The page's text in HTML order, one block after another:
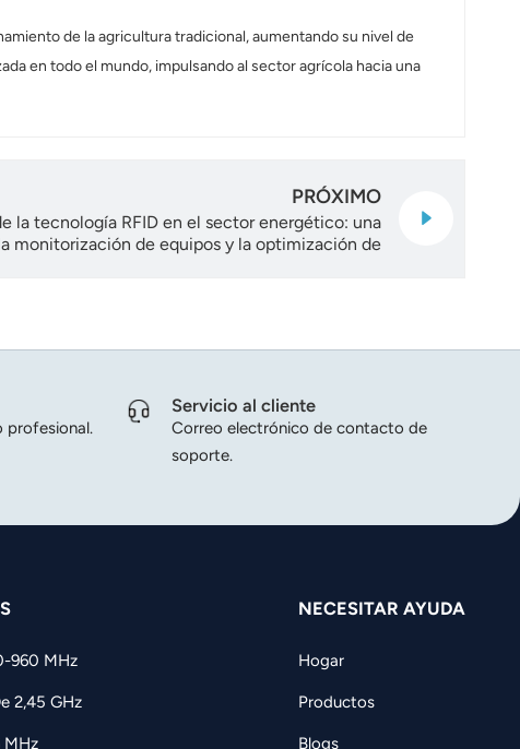
de la agricultura tradicional, aumentando su nivel de
en todo el mundo, impulsando al sector agrícola hacia una
PRÓXIMO
la tecnología RFID en el sector energético: una
monitorización de equipos y la optimización de
profesional.
Servicio al cliente
Correo electrónico de contacto de
soporte.
960 MHz
2,45 GHz
MHz
NECESITAR AYUDA
Hogar
Productos
Blogs